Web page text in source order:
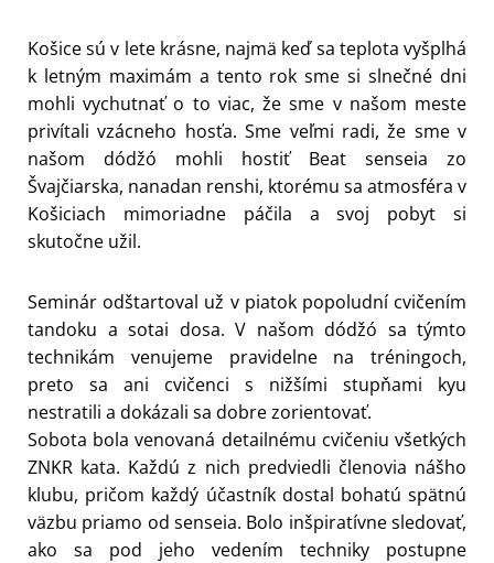
Košice sú v lete krásne, najmä keď sa teplota vyšplhá
k letným maximám a tento rok sme si slnečné dni
mohli vychutnať o to viac, že sme v našom meste
privítali vzácneho hosťa. Sme veľmi radi, že sme v
našom dódžó mohli hostiť Beat senseia zo
Švajčiarska, nanadan renshi, ktorému sa atmosféra v
Košiciach mimoriadne páčila a svoj pobyt si
skutočne užil.
Seminár odštartoval už v piatok popoludní cvičením
tandoku a sotai dosa. V našom dódžó sa týmto
technikám venujeme pravidelne na tréningoch,
preto sa ani cvičenci s nižšími stupňami kyu
nestratili a dokázali sa dobre zorientovať.
Sobota bola venovaná detailnému cvičeniu všetkých
ZNKR kata. Každú z nich predviedli členovia nášho
klubu, pričom každý účastník dostal bohatú spätnú
väzbu priamo od senseia. Bolo inšpiratívne sledovať,
ako sa pod jeho vedením techniky postupne